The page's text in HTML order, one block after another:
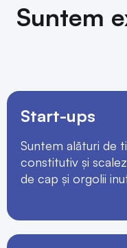
Suntem
Start-ups
Suntem alături de
constitutiv și
de cap și orgolii